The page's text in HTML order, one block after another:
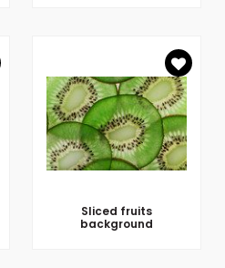
Sliced fruits
background